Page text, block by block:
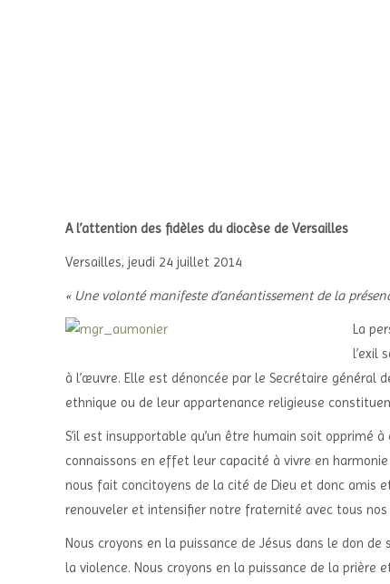
A l’attention des fidèles du diocèse de Versailles
Versailles, jeudi 24 juillet 2014
« Une volonté manifeste d’anéantissement de la
La
l’exil
à l’œuvre. Elle est dénoncée par le Secrétaire général
ethnique ou de leur appartenance religieuse
S’il est insupportable qu’un être humain soit opprimé
connaissons en effet leur capacité à vivre en
nous fait concitoyens de la cité de Dieu et donc amis
renouveler et intensifier notre fraternité avec tous
Nous croyons en la puissance de Jésus dans le don
la violence. Nous croyons en la puissance de la